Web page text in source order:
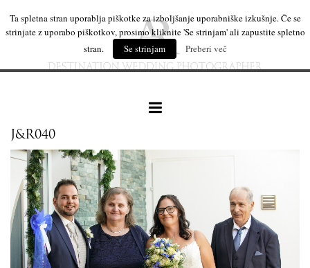
naše delo
leseni izdelki
J&R040
Ta spletna stran uporablja piškotke za izboljšanje uporabniške izkušnje. Če se
strinjate z uporabo piškotkov, prosimo kliknite 'Se strinjam' ali zapustite spletno
stran.
Se strinjam Preberi več